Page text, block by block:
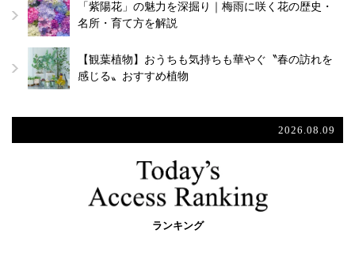
「紫陽花」の魅力を深掘り｜梅雨に咲く花の歴史・
名所・育て方を解説
【観葉植物】おうちも気持ちも華やぐ〝春の訪れを
感じる〟おすすめ植物
2026.08.09
ランキング